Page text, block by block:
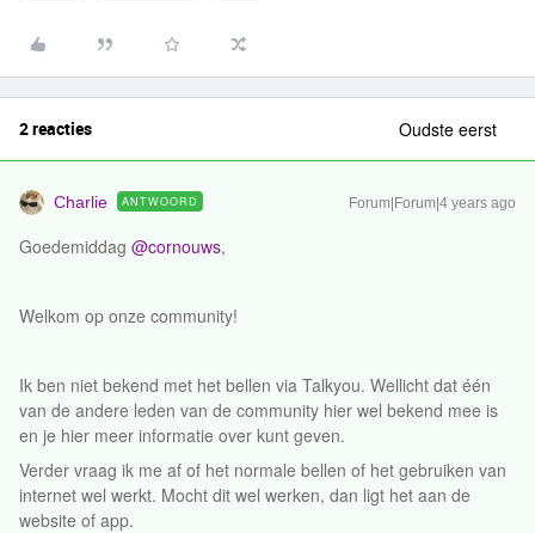
2 reacties Oudste eerst
Charlie ANTWOORD Forum|Forum|4 years ago
Goedemiddag @cornouws,
Welkom op onze community!
Ik ben niet bekend met het bellen via Talkyou. Wellicht dat één
van de andere leden van de community hier wel bekend mee is
en je hier meer informatie over kunt geven.
Verder vraag ik me af of het normale bellen of het gebruiken van
internet wel werkt. Mocht dit wel werken, dan ligt het aan de
website of app.